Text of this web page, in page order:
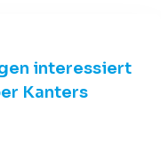
interessiert
Kanters